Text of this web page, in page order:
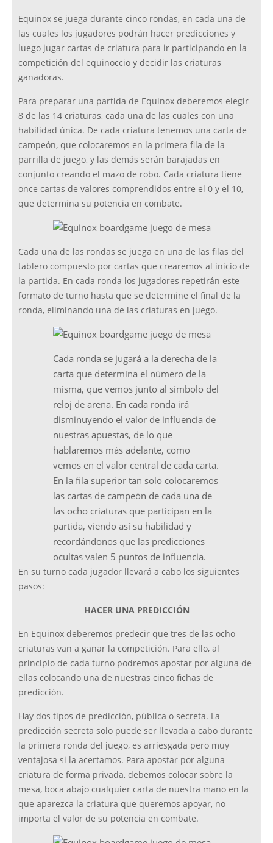
Equinox se juega durante cinco rondas, en cada una de
las cuales los jugadores podrán hacer predicciones y
luego jugar cartas de criatura para ir participando en la
competición del equinoccio y decidir las criaturas
ganadoras.
Para preparar una partida de Equinox deberemos elegir
8 de las 14 criaturas, cada una de las cuales con una
habilidad única. De cada criatura tenemos una carta de
campeón, que colocaremos en la primera fila de la
parrilla de juego, y las demás serán barajadas en
conjunto creando el mazo de robo. Cada criatura tiene
once cartas de valores comprendidos entre el 0 y el 10,
que determina su potencia en combate.
Cada una de las rondas se juega en una de las filas del
tablero compuesto por cartas que crearemos al inicio de
la partida. En cada ronda los jugadores repetirán este
formato de turno hasta que se determine el final de la
ronda, eliminando una de las criaturas en juego.
Cada ronda se jugará a la derecha de la
carta que determina el número de la
misma, que vemos junto al símbolo del
reloj de arena. En cada ronda irá
disminuyendo el valor de influencia de
nuestras apuestas, de lo que
hablaremos más adelante, como
vemos en el valor central de cada carta.
En la fila superior tan solo colocaremos
las cartas de campeón de cada una de
las ocho criaturas que participan en la
partida, viendo así su habilidad y
recordándonos que las predicciones
ocultas valen 5 puntos de influencia.
En su turno cada jugador llevará a cabo los siguientes
pasos:
HACER UNA PREDICCIÓN
En Equinox deberemos predecir que tres de las ocho
criaturas van a ganar la competición. Para ello, al
principio de cada turno podremos apostar por alguna de
ellas colocando una de nuestras cinco fichas de
predicción.
Hay dos tipos de predicción, pública o secreta. La
predicción secreta solo puede ser llevada a cabo durante
la primera ronda del juego, es arriesgada pero muy
ventajosa si la acertamos. Para apostar por alguna
criatura de forma privada, debemos colocar sobre la
mesa, boca abajo cualquier carta de nuestra mano en la
que aparezca la criatura que queremos apoyar, no
importa el valor de su potencia en combate.